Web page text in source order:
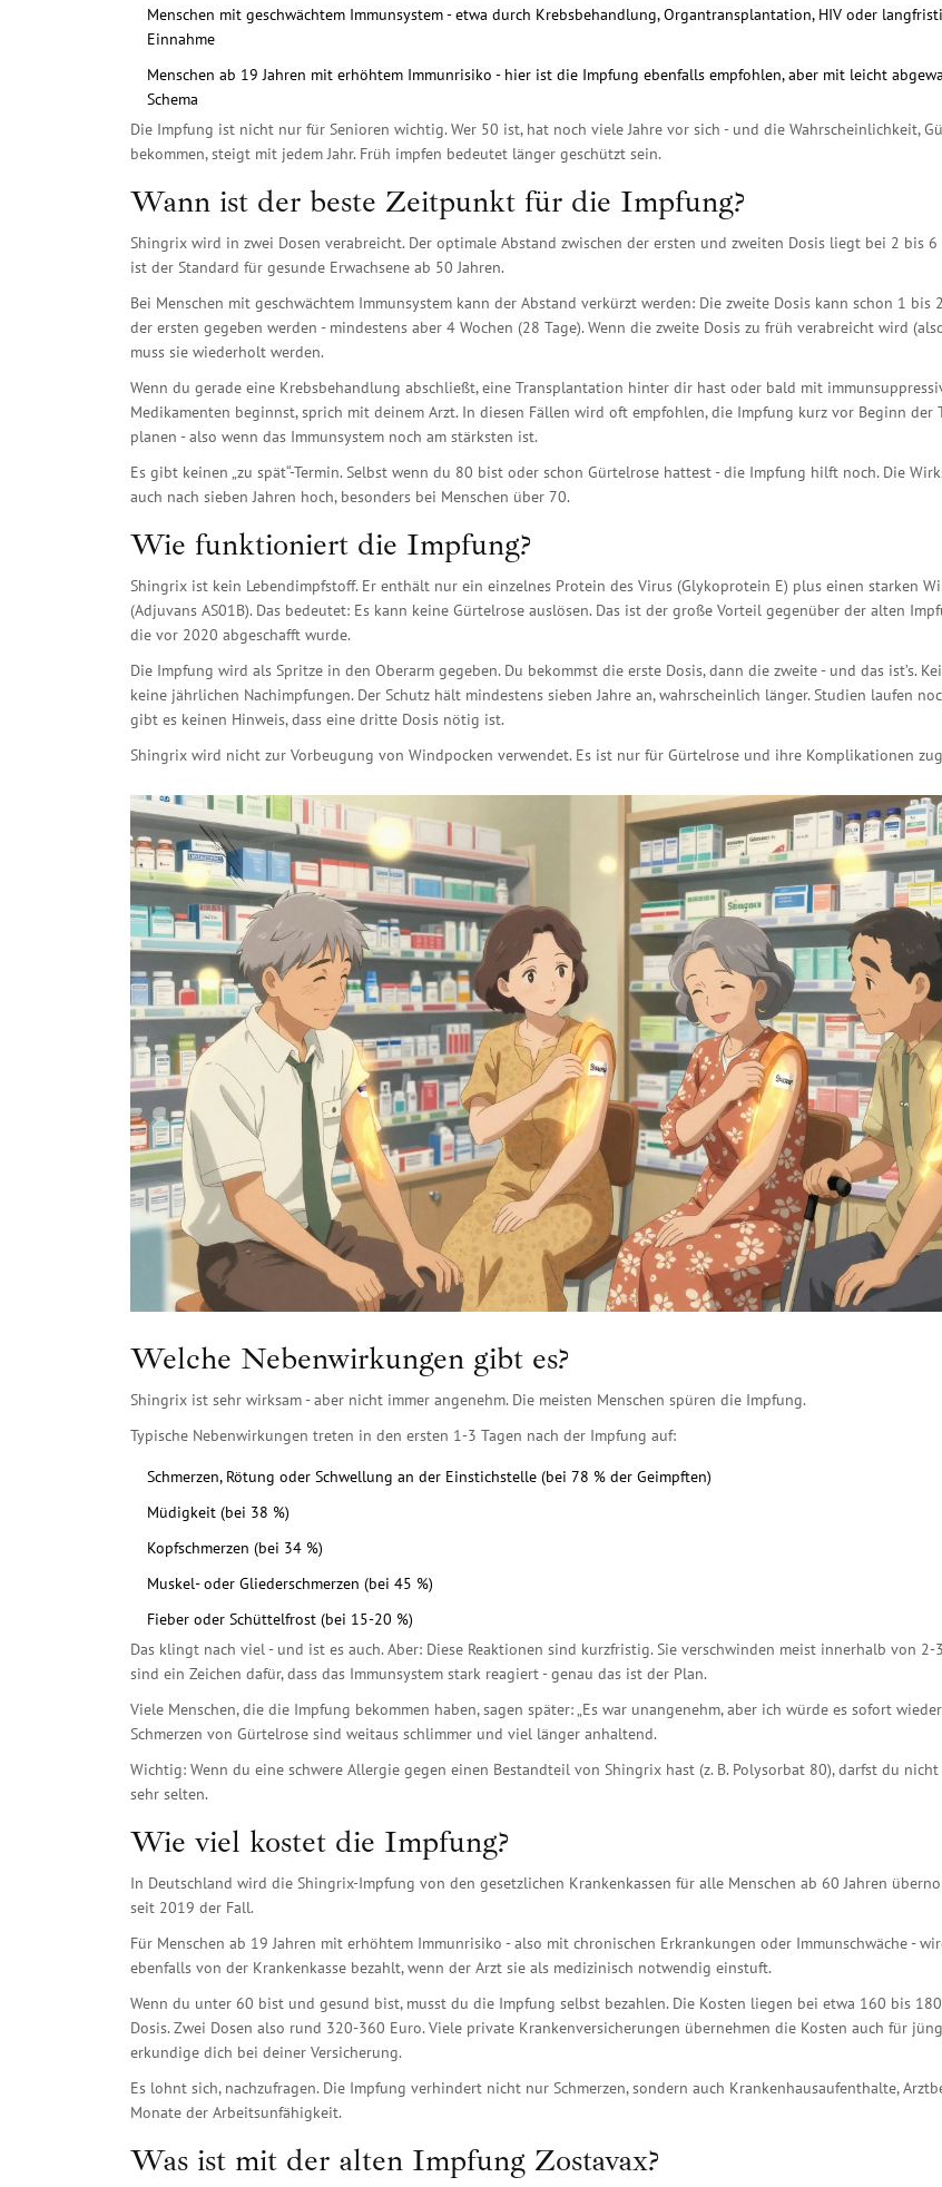
Menschen mit geschwächtem Immunsystem - etwa durch Krebsbehandlung, Organtransplantation, HIV oder
Einnahme
Menschen ab 19 Jahren mit erhöhtem Immunrisiko - hier ist die Impfung ebenfalls empfohlen, aber mit leicht
Schema
Die Impfung ist nicht nur für Senioren wichtig. Wer 50 ist, hat noch viele Jahre vor sich - und die Wahrscheinlichkeit,
bekommen, steigt mit jedem Jahr. Früh impfen bedeutet länger geschützt sein.
Wann ist der beste Zeitpunkt für die Impfung?
Shingrix wird in zwei Dosen verabreicht. Der optimale Abstand zwischen der ersten und zweiten Dosis liegt bei 2 bis 6
ist der Standard für gesunde Erwachsene ab 50 Jahren.
Bei Menschen mit geschwächtem Immunsystem kann der Abstand verkürzt werden: Die zweite Dosis kann schon 1 bis
der ersten gegeben werden - mindestens aber 4 Wochen (28 Tage). Wenn die zweite Dosis zu früh verabreicht wird
muss sie wiederholt werden.
Wenn du gerade eine Krebsbehandlung abschließt, eine Transplantation hinter dir hast oder bald mit
Medikamenten beginnst, sprich mit deinem Arzt. In diesen Fällen wird oft empfohlen, die Impfung kurz vor Beginn der
planen - also wenn das Immunsystem noch am stärksten ist.
Es gibt keinen „zu spät“-Termin. Selbst wenn du 80 bist oder schon Gürtelrose hattest - die Impfung hilft noch. Die
auch nach sieben Jahren hoch, besonders bei Menschen über 70.
Wie funktioniert die Impfung?
Shingrix ist kein Lebendimpfstoff. Er enthält nur ein einzelnes Protein des Virus (Glykoprotein E) plus einen starken
(Adjuvans AS01B). Das bedeutet: Es kann keine Gürtelrose auslösen. Das ist der große Vorteil gegenüber der alten
die vor 2020 abgeschafft wurde.
Die Impfung wird als Spritze in den Oberarm gegeben. Du bekommst die erste Dosis, dann die zweite - und das ist’s.
keine jährlichen Nachimpfungen. Der Schutz hält mindestens sieben Jahre an, wahrscheinlich länger. Studien laufen
gibt es keinen Hinweis, dass eine dritte Dosis nötig ist.
Shingrix wird nicht zur Vorbeugung von Windpocken verwendet. Es ist nur für Gürtelrose und ihre Komplikationen
Welche Nebenwirkungen gibt es?
Shingrix ist sehr wirksam - aber nicht immer angenehm. Die meisten Menschen spüren die Impfung.
Typische Nebenwirkungen treten in den ersten 1-3 Tagen nach der Impfung auf:
Schmerzen, Rötung oder Schwellung an der Einstichstelle (bei 78 % der Geimpften)
Müdigkeit (bei 38 %)
Kopfschmerzen (bei 34 %)
Muskel- oder Gliederschmerzen (bei 45 %)
Fieber oder Schüttelfrost (bei 15-20 %)
Das klingt nach viel - und ist es auch. Aber: Diese Reaktionen sind kurzfristig. Sie verschwinden meist innerhalb von 2-
sind ein Zeichen dafür, dass das Immunsystem stark reagiert - genau das ist der Plan.
Viele Menschen, die die Impfung bekommen haben, sagen später: „Es war unangenehm, aber ich würde es sofort wieder
Schmerzen von Gürtelrose sind weitaus schlimmer und viel länger anhaltend.
Wichtig: Wenn du eine schwere Allergie gegen einen Bestandteil von Shingrix hast (z. B. Polysorbat 80), darfst du
sehr selten.
Wie viel kostet die Impfung?
In Deutschland wird die Shingrix-Impfung von den gesetzlichen Krankenkassen für alle Menschen ab 60 Jahren
seit 2019 der Fall.
Für Menschen ab 19 Jahren mit erhöhtem Immunrisiko - also mit chronischen Erkrankungen oder Immunschwäche -
ebenfalls von der Krankenkasse bezahlt, wenn der Arzt sie als medizinisch notwendig einstuft.
Wenn du unter 60 bist und gesund bist, musst du die Impfung selbst bezahlen. Die Kosten liegen bei etwa 160 bis
Dosis. Zwei Dosen also rund 320-360 Euro. Viele private Krankenversicherungen übernehmen die Kosten auch für
erkundige dich bei deiner Versicherung.
Es lohnt sich, nachzufragen. Die Impfung verhindert nicht nur Schmerzen, sondern auch Krankenhausaufenthalte,
Monate der Arbeitsunfähigkeit.
Was ist mit der alten Impfung Zostavax?